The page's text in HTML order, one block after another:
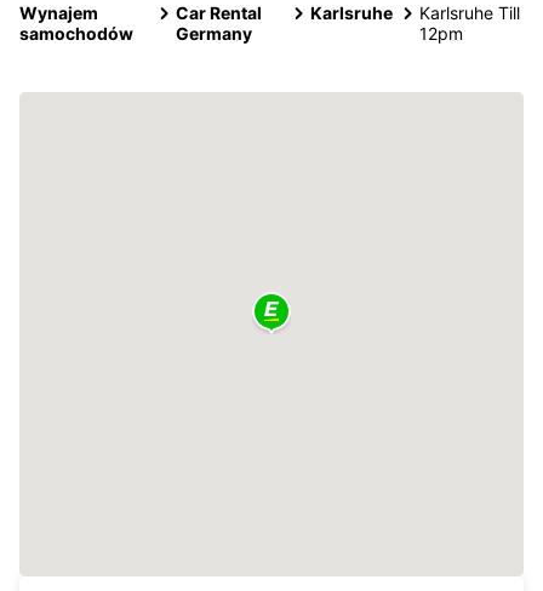
Wynajem
samochodów
Car Rental
Germany
Karlsruhe
Karlsruhe Till
12pm